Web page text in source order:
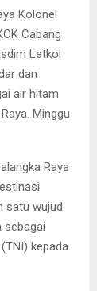
Kolonel
Cabang
Letkol
dan
air hitam
Minggu
Raya
satu wujud
sebagai
kepada